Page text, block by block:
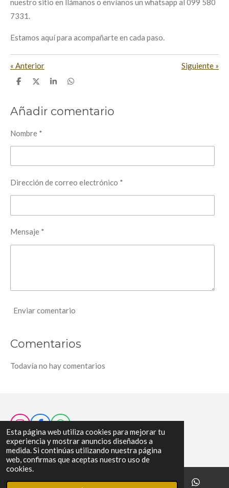
Esta página web utiliza cookies para mejorar tu
experiencia y mostrar anuncios diseñados a
medida. Si continúas utilizando nuestra página
web, confirmas que aceptas nuestro uso de
cookies.
nuestro sitio en llámanos o envíanos un whatsapp al 099 580
7331.
Estamos aquí para acompañarte en cada paso.
« Anterior Siguiente »
C
p
a
i
r
C
p
a
i
r
C
a
r
C
a
r
Añadir comentario
Nombre *
Dirección de correo electrónico *
Mensaje *
Enviar comentario
Comentarios
Todavía no hay comentarios
n
s
t
a
g
r
a
c
e
b
o
h
a
t
s
p
© 2023 - 2026 Dr. Freddy Zambrano